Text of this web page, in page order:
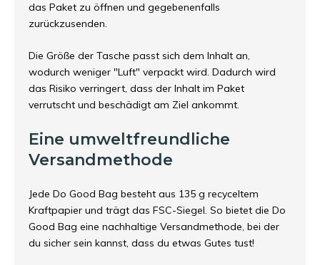
das Paket zu öffnen und gegebenenfalls
zurückzusenden.
Die Größe der Tasche passt sich dem Inhalt an,
wodurch weniger "Luft" verpackt wird. Dadurch wird
das Risiko verringert, dass der Inhalt im Paket
verrutscht und beschädigt am Ziel ankommt.
Eine umweltfreundliche
Versandmethode
Jede Do Good Bag besteht aus 135 g recyceltem
Kraftpapier und trägt das FSC-Siegel. So bietet die Do
Good Bag eine nachhaltige Versandmethode, bei der
du sicher sein kannst, dass du etwas Gutes tust!